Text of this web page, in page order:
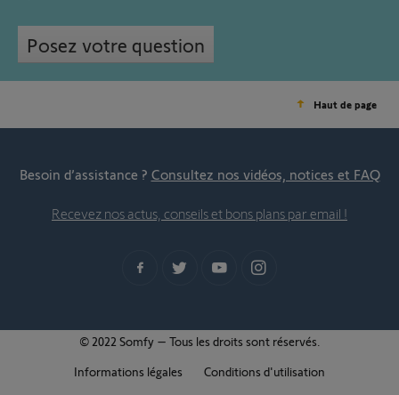
Posez votre question
Haut de page
Besoin d’assistance ? Consultez nos vidéos, notices et FAQ
Recevez nos actus, conseils et bons plans par email !
© 2022 Somfy – Tous les droits sont réservés.
Informations légales
Conditions d'utilisation